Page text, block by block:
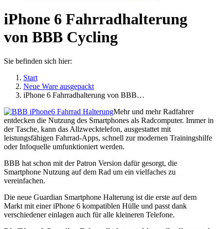
iPhone 6 Fahrradhalterung
von BBB Cycling
Sie befinden sich hier:
Start
Neue Ware ausgepackt
iPhone 6 Fahrradhalterung von BBB…
Mehr und mehr Radfahrer
entdecken die Nutzung des Smartphones als Radcomputer. Immer in
der Tasche, kann das Allzwecktelefon, ausgestattet mit
leistungsfähigen Fahrrad-Apps, schnell zur modernen Trainingshilfe
oder Infoquelle umfunktioniert werden.
BBB hat schon mit der Patron Version dafür gesorgt, die
Smartphone Nutzung auf dem Rad um ein vielfaches zu
vereinfachen.
Die neue Guardian Smartphone Halterung ist die erste auf dem
Markt mit einer iPhone 6 kompatiblen Hülle und passt dank
verschiedener einlagen auch für alle kleineren Telefone.